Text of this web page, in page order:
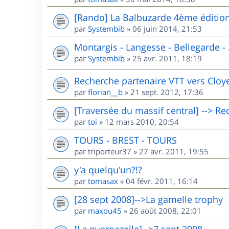
[Rando] La Balbuzarde 4ème
par Systembib » 06 juin 2014, 21:53
Montargis - Langesse - Bellegarde -
par Systembib » 25 avr. 2011, 18:19
Recherche partenaire VTT vers
par florian__b » 21 sept. 2012, 17:36
[Traversée du massif central] -->
par toi » 12 mars 2010, 20:54
TOURS - BREST - TOURS
par triporteur37 » 27 avr. 2011, 19:55
y'a quelqu'un?!?
par tomasax » 04 févr. 2011, 16:14
[28 sept 2008]-->La gamelle trophy
par maxou45 » 26 août 2008, 22:01